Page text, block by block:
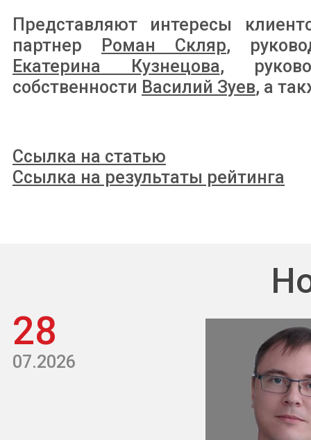
Представляют интересы
партнер
Роман Скляр,
Екатерина Кузнецова,
собственности Василий Зуев, а
Ссылка на статью
Ссылка на результаты рейтинга
28
07.2026